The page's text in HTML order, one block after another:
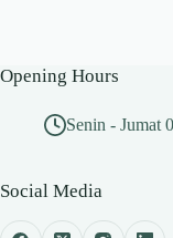
Opening Hours
Senin - Jumat
Social Media